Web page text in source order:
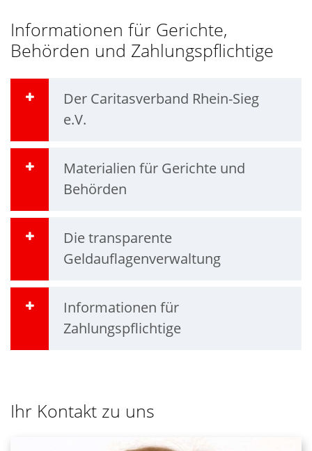
Informationen für Gerichte,
Behörden und Zahlungspflichtige
Der Caritasverband Rhein-Sieg
e.V.
Materialien für Gerichte und
Behörden
Die transparente
Geldauflagenverwaltung
Informationen für
Zahlungspflichtige
Ihr Kontakt zu uns